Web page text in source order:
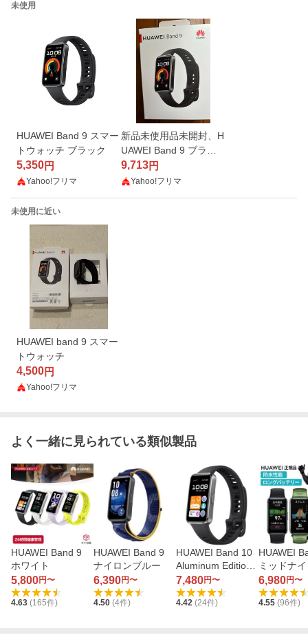
未使用
HUAWEI Band 9 スマー
トウォッチ ブラック
5,350円
Yahoo!フリマ
新品未使用品未開封、H
UAWEI Band 9 ブラッ
ク
9,713円
Yahoo!フリマ
未使用に近い
HUAWEI band 9 スマー
トウォッチ
4,500円
Yahoo!フリマ
よく一緒に見られている類似製品
HUAWEI Band 9
ホワイト
5,800円〜
4.63 (165件)
HUAWEI Band 9
ナイロンブルー
6,390円〜
4.50 (4件)
HUAWEI Band 10
Aluminum Edition
マットブラック
7,480円〜
4.42 (24件)
HUAWEI
ミッドナ
ック
6,980円〜
4.55 (96件)